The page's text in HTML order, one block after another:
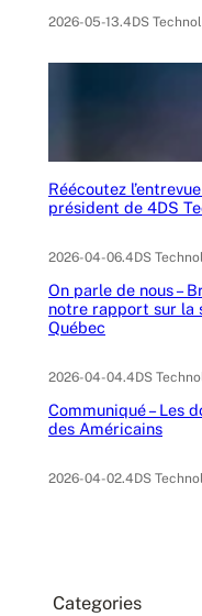
2026-05-13.4DS
Réécoutez
président de 4DS
2026-04-06.4DS
On parle de nous –
notre rapport sur la
Québec
2026-04-04.4DS
Communiqué – Les
des Américains
2026-04-02.4DS
Categories